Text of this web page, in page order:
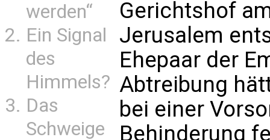
werden“
Ein Signal
des
Himmels?
Das
Schweige
Gerichtshof
Jerusalem
Ehepaar der
Abtreibung
bei einer
Behinderung